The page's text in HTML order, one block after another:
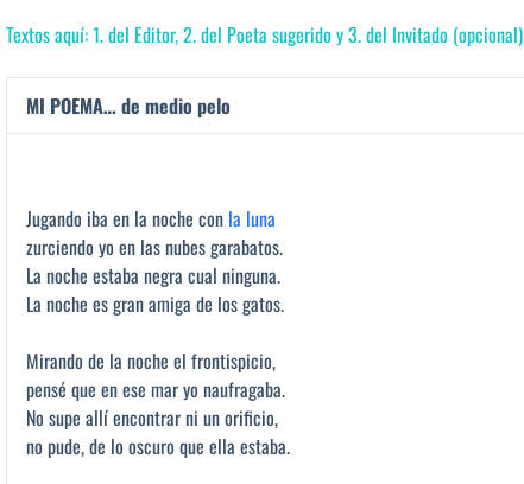
Textos aquí: 1. del Editor, 2. del Poeta sugerido y 3. del Invitado (opcional)
MI POEMA… de medio pelo
Jugando iba en la noche con la luna
zurciendo yo en las nubes garabatos.
La noche estaba negra cual ninguna.
La noche es gran amiga de los gatos.
Mirando de la noche el frontispicio,
pensé que en ese mar yo naufragaba.
No supe allí encontrar ni un orificio,
no pude, de lo oscuro que ella estaba.